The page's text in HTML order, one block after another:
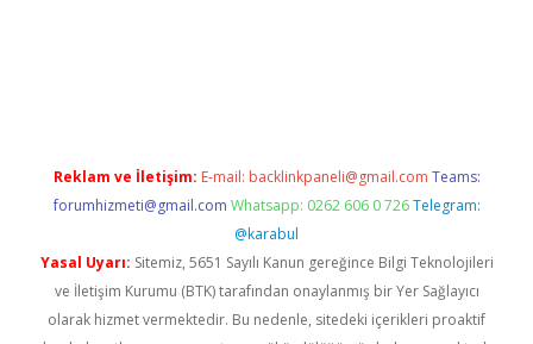
Reklam ve İletişim: E-mail: backlinkpaneli@gmail.com Teams:
forumhizmeti@gmail.com Whatsapp: 0262 606 0 726 Telegram:
@karabul
Yasal Uyarı: Sitemiz, 5651 Sayılı Kanun gereğince Bilgi Teknolojileri
ve İletişim Kurumu (BTK) tarafından onaylanmış bir Yer Sağlayıcı
olarak hizmet vermektedir. Bu nedenle, sitedeki içerikleri proaktif